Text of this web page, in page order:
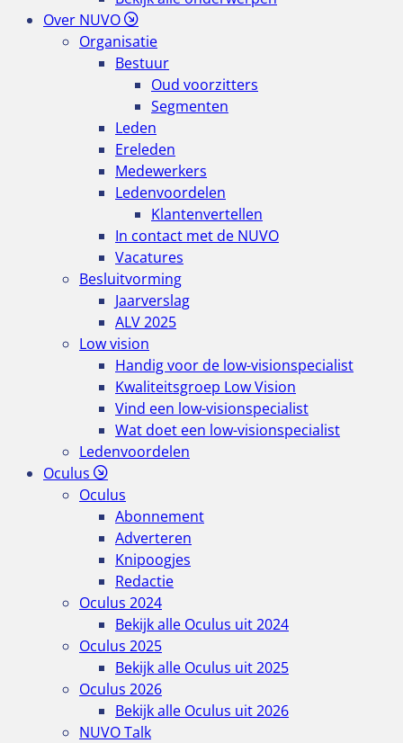
Over NUVO
Organisatie
Bestuur
Oud voorzitters
Segmenten
Leden
Ereleden
Medewerkers
Ledenvoordelen
Klantenvertellen
In contact met de NUVO
Vacatures
Besluitvorming
Jaarverslag
ALV 2025
Low vision
Handig voor de low-visionspecialist
Kwaliteitsgroep Low Vision
Vind een low-visionspecialist
Wat doet een low-visionspecialist
Ledenvoordelen
Oculus
Oculus
Abonnement
Adverteren
Knipoogjes
Redactie
Oculus 2024
Bekijk alle Oculus uit 2024
Oculus 2025
Bekijk alle Oculus uit 2025
Oculus 2026
Bekijk alle Oculus uit 2026
NUVO Talk